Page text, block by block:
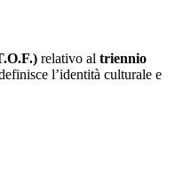
relativo al triennio
l’identità culturale e